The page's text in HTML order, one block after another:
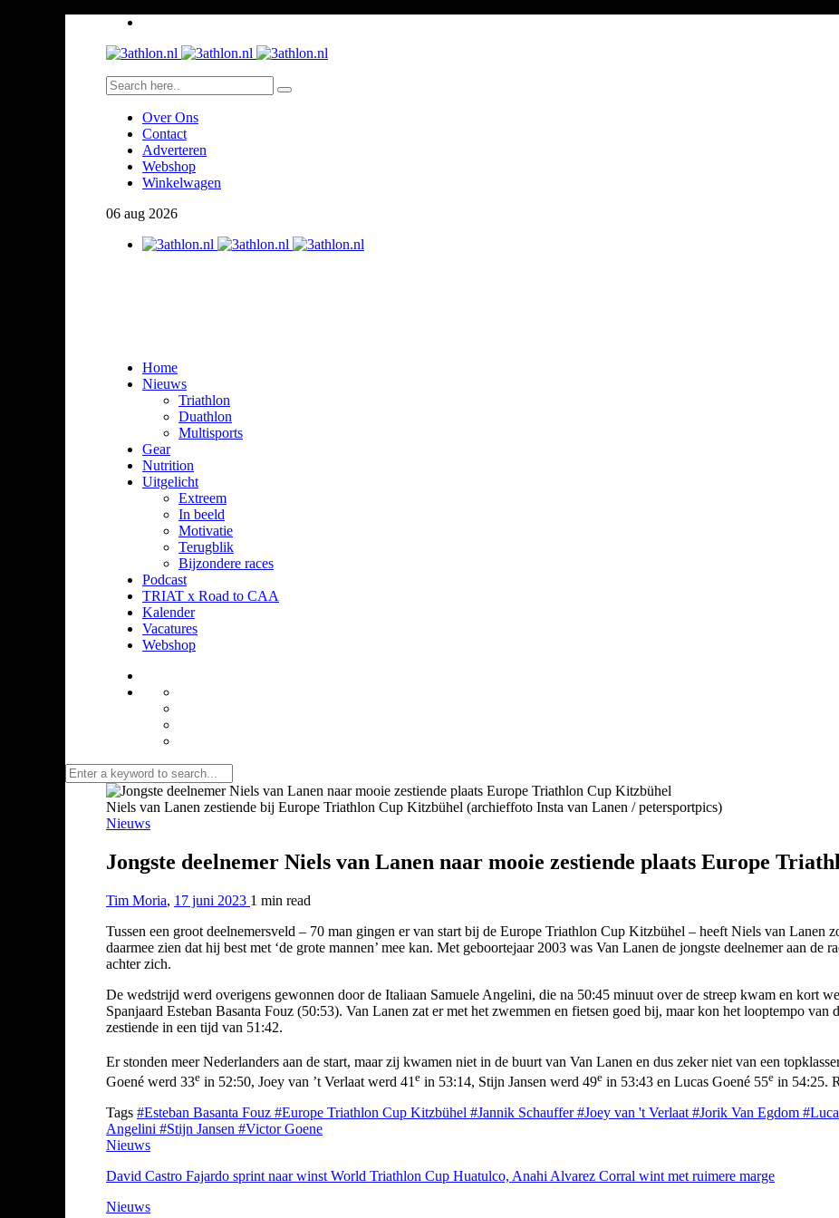
Over Ons
Contact
Adverteren
Webshop
Winkelwagen
06 aug 2026
Home
Nieuws
Triathlon
Duathlon
Multisports
Gear
Nutrition
Uitgelicht
Extreem
In beeld
Motivatie
Terugblik
Bijzondere races
Podcast
TRIAT x Road to CAA
Kalender
Vacatures
Webshop
Niels van Lanen zestiende bij Europe Triathlon Cup Kitzbühel (archieffoto Insta van Lanen / petersportpics)
Nieuws
Jongste deelnemer Niels van Lanen naar mooie zestiende plaats Europe
Tim Moria, 17 juni 2023 1 min read
Tussen een groot deelnemersveld – 70 man gingen er van start bij de Europe Triathlon Cup Kitzbühel – heeft Niels van Lanen
daarmee zien dat hij best met ‘de grote mannen’ mee kan. Met geboortejaar 2003 was Van Lanen de jongste deelnemer aan de
achter zich.
De wedstrijd werd overigens gewonnen door de Italiaan Samuele Angelini, die na 50:45 minuut over de streep kwam en kort
Spanjaard Esteban Basanta Fouz (50:53). Van Lanen zat er met het zwemmen en fietsen goed bij, maar kon het looptempo van
zestiende in een tijd van 51:42.
Er stonden meer Nederlanders aan de start, maar zij kwamen niet in de buurt van Van Lanen en dus zeker niet van een
Goené werd 33e in 52:50, Joey van ’t Verlaat werd 41e in 53:14, Stijn Jansen werd 49e in 53:43 en Lucas Goené 55e in 54:25.
Tags #Esteban Basanta Fouz #Europe Triathlon Cup Kitzbühel #Jannik Schauffer#Joey van 't Verlaat#Jorik Van Egdom
Angelini #Stijn Jansen #Victor Goene
Nieuws
David Castro Fajardo sprint naar winst World Triathlon Cup Huatulco, Anahi Alvarez Corral wint met ruimere marge
Nieuws